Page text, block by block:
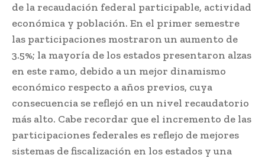
de la recaudación federal participable, actividad
económica y población. En el primer semestre
las participaciones mostraron un aumento de
3.5%; la mayoría de los estados presentaron alzas
en este ramo, debido a un mejor dinamismo
económico respecto a años previos, cuya
consecuencia se reflejó en un nivel recaudatorio
más alto. Cabe recordar que el incremento de las
participaciones federales es reflejo de mejores
sistemas de fiscalización en los estados y una